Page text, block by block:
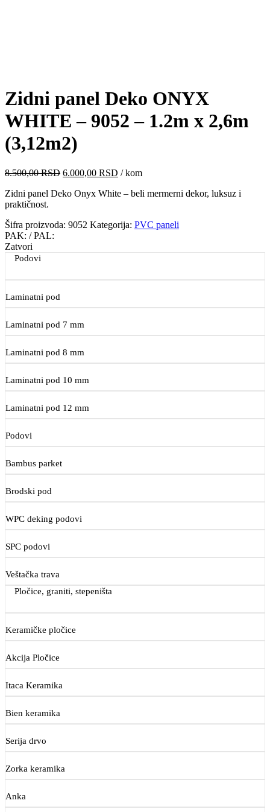
Zidni panel Deko ONYX
WHITE – 9052 – 1.2m x 2,6m
(3,12m2)
8.500,00RSD Originalna
je
6.000,00 RSD Trenutna
je:
/ kom
Zidni panel Deko Onyx White – beli mermerni dekor, luksuz i
praktičnost.
Šifra proizvoda: 9052 Kategorija: PVC paneli
PAK: / PAL:
Zatvori
Podovi
Laminatni pod
Laminatni pod 7 mm
Laminatni pod 8 mm
Laminatni pod 10 mm
Laminatni pod 12 mm
Podovi
Bambus parket
Brodski pod
WPC deking podovi
SPC podovi
Veštačka trava
Pločice, graniti, stepeništa
Keramičke pločice
Akcija Pločice
Itaca Keramika
Bien keramika
Serija drvo
Zorka keramika
Anka